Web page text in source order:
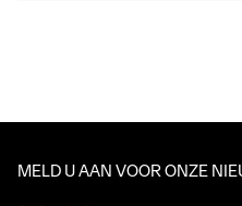
Make sure to choose an
MELD U AAN VOOR ONZE